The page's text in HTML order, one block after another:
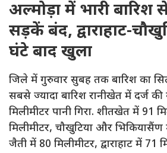
अल्मोड़ा में भारी बारिश
सड़कें बंद, द्वाराहाट-
घंटे बाद खुला
जिले में गुरुवार सुबह तक बारिश का
सबसे ज्यादा बारिश रानीखेत में दर्ज
मिलीमीटर पानी गिरा. शीतखेत में 91
मिलीमीटर, चौखुटिया और भिकियासैंण
जैती में 80 मिलीमीटर, द्वाराहाट में 71